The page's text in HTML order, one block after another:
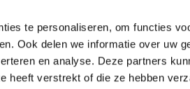
te personaliseren, om functies
Ook delen we informatie over uw
en analyse. Deze partners
heeft verstrekt of die ze hebben